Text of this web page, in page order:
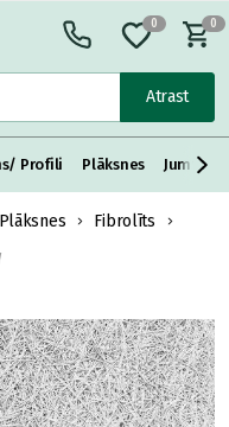
Atrast
0 0
Profili Plāksnes Jumta
Fibrolīts